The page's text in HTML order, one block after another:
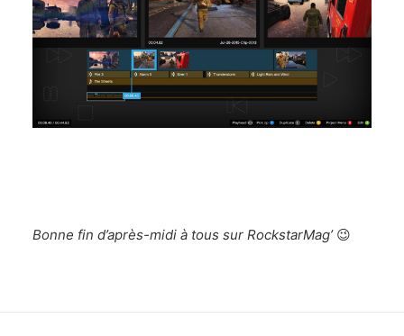
Bonne fin d’après-midi à tous sur RockstarMag’😉